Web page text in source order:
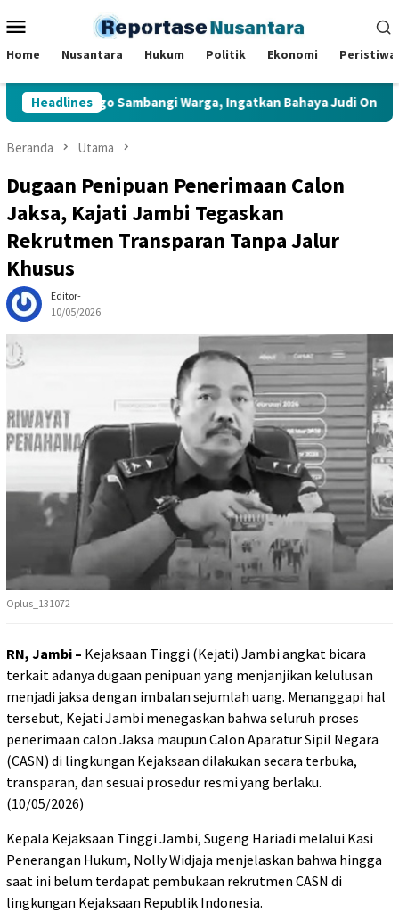
ke
Mobile
Home Nusantara Hukum Politik Ekonomi Peristiwa
Headlines
Bungo Sambangi Warga, Ingatkan Bahaya Judi Online dan
Beranda Utama
Dugaan Penipuan Penerimaan Calon
Jaksa, Kajati Jambi Tegaskan
Rekrutmen Transparan Tanpa Jalur
Khusus
Editor-
10/05/2026
Oplus_131072
RN, Jambi – Kejaksaan Tinggi (Kejati) Jambi angkat bicara
terkait adanya dugaan penipuan yang menjanjikan kelulusan
menjadi jaksa dengan imbalan sejumlah uang. Menanggapi hal
tersebut, Kejati Jambi menegaskan bahwa seluruh proses
penerimaan calon Jaksa maupun Calon Aparatur Sipil Negara
(CASN) di lingkungan Kejaksaan dilakukan secara terbuka,
transparan, dan sesuai prosedur resmi yang berlaku.
(10/05/2026)
Kepala Kejaksaan Tinggi Jambi, Sugeng Hariadi melalui Kasi
Penerangan Hukum, Nolly Widjaja menjelaskan bahwa hingga
saat ini belum terdapat pembukaan rekrutmen CASN di
lingkungan Kejaksaan Republik Indonesia.